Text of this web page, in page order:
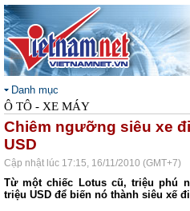
Danh mục
Ô TÔ - XE MÁY
Chiêm ngưỡng siêu xe
USD
Cập nhật lúc 17:15, 16/11/2010 (GMT+7)
Từ một chiếc Lotus cũ, triệu phú
triệu USD để biến nó thành siêu xế